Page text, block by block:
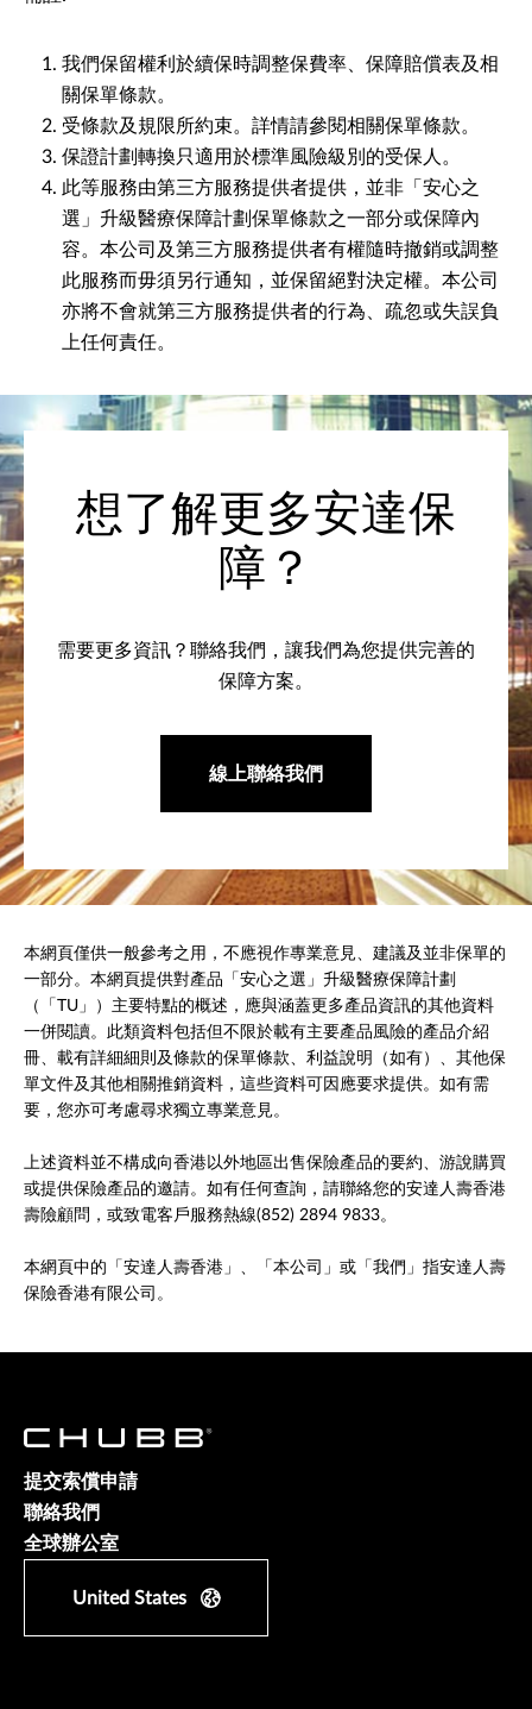
我們保留權利於續保時調整保費率、保障賠償表及相
關保單條款。
受條款及規限所約束。詳情請參閱相關保單條款。
保證計劃轉換只適用於標準風險級別的受保人。
此等服務由第三方服務提供者提供，並非「安心之
選」升級醫療保障計劃保單條款之一部分或保障內
容。本公司及第三方服務提供者有權隨時撤銷或調整
此服務而毋須另行通知，並保留絕對決定權。本公司
亦將不會就第三方服務提供者的行為、疏忽或失誤負
上任何責任。
想了解更多安達保
障？
需要更多資訊？聯絡我們，讓我們為您提供完善的
保障方案。
線上聯絡我們
本網頁僅供一般參考之用，不應視作專業意見、建議及並非保單的
一部分。本網頁提供對產品「安心之選」升級醫療保障計劃
（「TU」）主要特點的概述，應與涵蓋更多產品資訊的其他資料
一併閱讀。此類資料包括但不限於載有主要產品風險的產品介紹
冊、載有詳細細則及條款的保單條款、利益說明（如有）、其他保
單文件及其他相關推銷資料，這些資料可因應要求提供。如有需
要，您亦可考慮尋求獨立專業意見。
上述資料並不構成向香港以外地區出售保險產品的要約、游說購買
或提供保險產品的邀請。如有任何查詢，請聯絡您的安達人壽香港
壽險顧問，或致電客戶服務熱線(852) 2894 9833。
本網頁中的「安達人壽香港」、「本公司」或「我們」指安達人壽
保險香港有限公司。
提交索償申請
聯絡我們
全球辦公室
United States